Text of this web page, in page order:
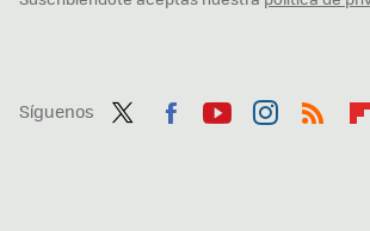
Síguenos